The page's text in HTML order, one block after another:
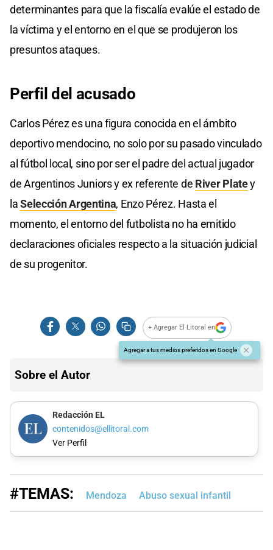
determinantes para que la fiscalía evalúe el estado de
la víctima y el entorno en el que se produjeron los
presuntos ataques.
Perfil del acusado
Carlos Pérez es una figura conocida en el ámbito
deportivo mendocino, no solo por su pasado vinculado
al fútbol local, sino por ser el padre del actual jugador
de Argentinos Juniors y ex referente de River Platey
laSelección Argentina, Enzo Pérez. Hasta el
momento, el entorno del futbolista no ha emitido
declaraciones oficiales respecto a la situación judicial
de su progenitor.
+ Agregar El Litoral en
Agregar a tus medios preferidos en Google
Sobre el Autor
Redacción EL
contenidos@ellitoral.com
Ver Perfil
#TEMAS: Mendoza Abuso sexual infantil